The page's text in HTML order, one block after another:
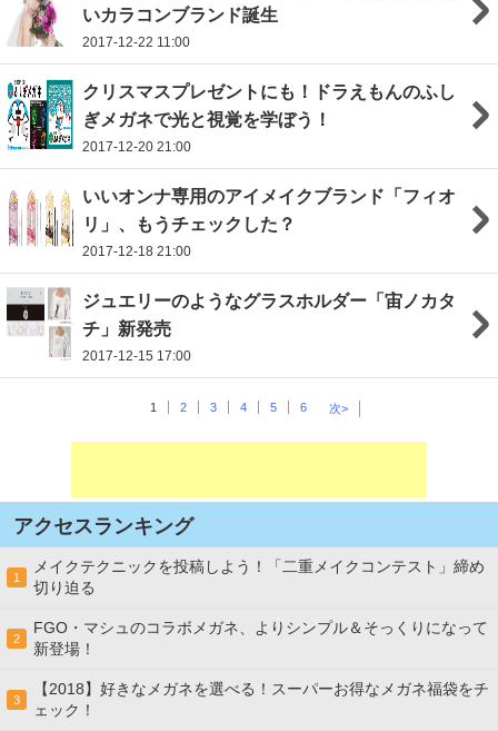
いカラコンブランド誕生
2017-12-22 11:00
クリスマスプレゼントにも！ドラえもんのふし
ぎメガネで光と視覚を学ぼう！
2017-12-20 21:00
いいオンナ専用のアイメイクブランド「フィオ
リ」、もうチェックした？
2017-12-18 21:00
ジュエリーのようなグラスホルダー「宙ノカタ
チ」新発売
2017-12-15 17:00
1 2 3 4 5 6 次>
アクセスランキング
1
メイクテクニックを投稿しよう！「二重メイクコンテスト」締め
切り迫る
2
FGO・マシュのコラボメガネ、よりシンプル＆そっくりになって
新登場！
3
【2018】好きなメガネを選べる！スーパーお得なメガネ福袋をチ
ェック！